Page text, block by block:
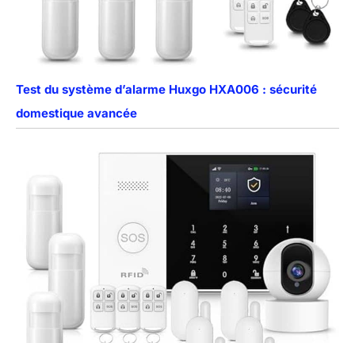
Test du système d’alarme Huxgo HXA006 : sécurité
domestique avancée